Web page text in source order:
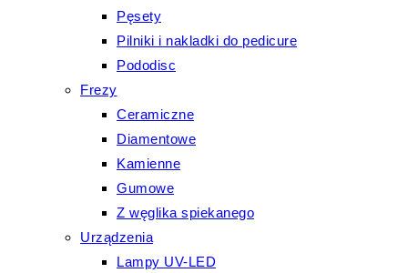
Pęsety
Pilniki i nakladki do pedicure
Pododisc
Frezy
Ceramiczne
Diamentowe
Kamienne
Gumowe
Z węglika spiekanego
Urządzenia
Lampy UV-LED